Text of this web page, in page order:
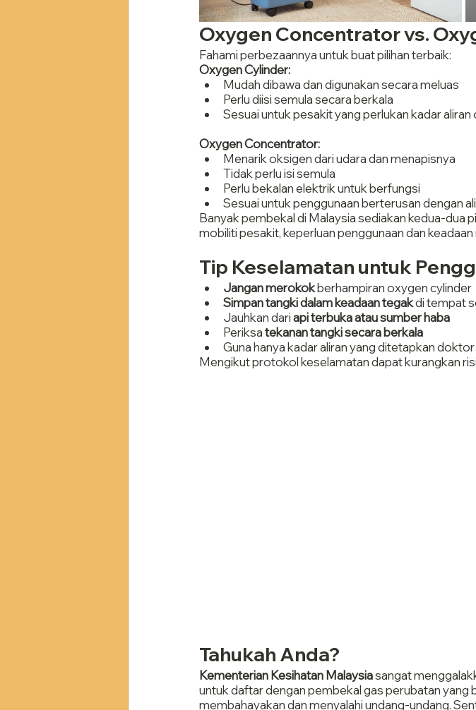
Oxygen Concentrator vs.
Fahami perbezaannya untuk buat pilihan terbaik:
Oxygen Cylinder:
Mudah dibawa dan digunakan secara meluas
Perlu diisi semula secara berkala
Sesuai untuk pesakit yang perlukan kadar
Oxygen Concentrator:
Menarik oksigen dari udara dan menapisnya
Tidak perlu isi semula
Perlu bekalan elektrik untuk berfungsi
Sesuai untuk penggunaan berterusan dengan
Banyak pembekal di Malaysia sediakan kedua-dua
mobiliti pesakit, keperluan penggunaan dan keadaan
Tip Keselamatan untuk
Jangan merokok berhampiran oxygen cylinder
Simpan tangki dalam keadaan tegak di tempat
Jauhkan dari api terbuka atau sumber haba
Periksa tekanan tangki secara berkala
Guna hanya kadar aliran yang ditetapkan doktor
Mengikut protokol keselamatan dapat kurangkan
Tahukah Anda?
Kementerian Kesihatan Malaysia sangat
untuk daftar dengan pembekal gas perubatan yang
membahayakan dan menyalahi undang-undang.